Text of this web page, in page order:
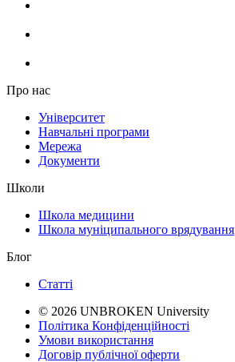
Про нас
Університет
Навчальні програми
Мережа
Документи
Школи
Школа медицини
Школа муніципального врядування
Блог
Статті
© 2026 UNBROKEN University
Політика Конфіденційності
Умови використання
Договір публічної оферти